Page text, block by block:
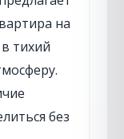
на
тихий
без